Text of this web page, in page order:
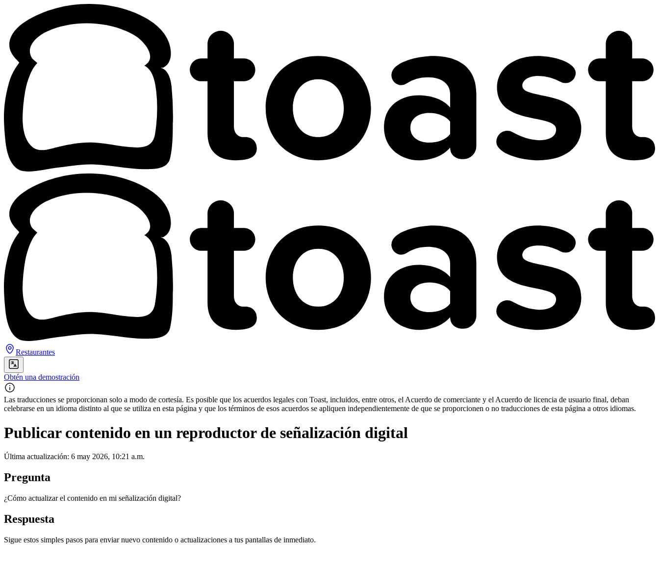
Restaurantes
Obtén una demostración
Las traducciones se proporcionan solo a modo de cortesía. Es posible que los acuerdos legales con Toast, incluidos, entre otros, el Acuerdo de comerciante y el Acuerdo de licencia de usuario final, deban
celebrarse en un idioma distinto al que se utiliza en esta página y que los términos de esos acuerdos se apliquen independientemente de que se proporcionen o no traducciones de esta página a otros idiomas.
Publicar contenido en un reproductor de señalización digital
Última actualización: 6 may 2026, 10:21 a.m.
Pregunta
¿Cómo actualizar el contenido en mi señalización digital?
Respuesta
Sigue estos simples pasos para enviar nuevo contenido o actualizaciones a tus pantallas de inmediato.